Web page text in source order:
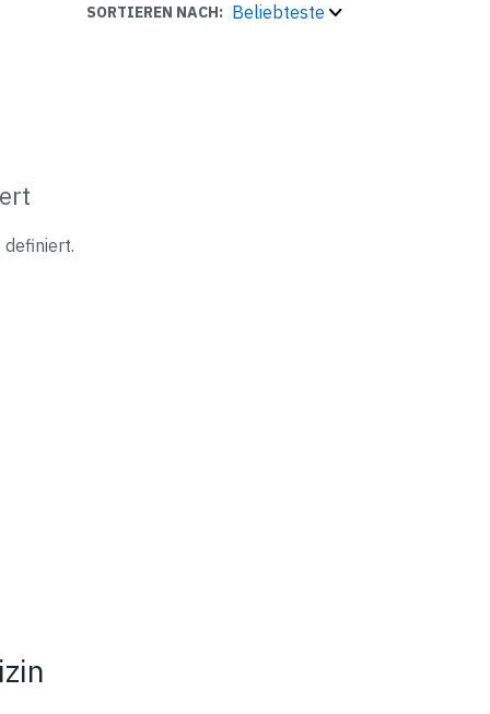
SORTIEREN NACH: Beliebteste
definiert.